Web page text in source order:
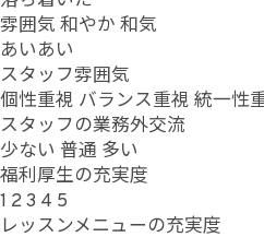
雰囲気 和やか 和気
あいあい
スタッフ雰囲気
個性重視 バランス重視 統一性
スタッフの業務外交流
少ない 普通 多い
福利厚生の充実度
1 23 4 5
レッスンメニューの充実度